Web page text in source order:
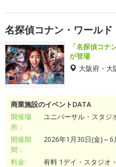
名探偵コナン・ワールド
「名探偵コナ
が登場
大阪府・大
商業施設のイベントDATA
開催場
所：
ユニバーサル・スタジ
開催期
間：
2026年1月30日(金)～6
料金:
有料 1デイ・スタジオ